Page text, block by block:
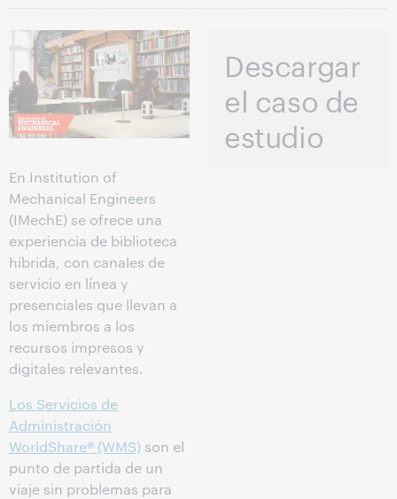
En Institution of
Mechanical Engineers
(IMechE) se ofrece una
experiencia de biblioteca
híbrida, con canales de
servicio en línea y
presenciales que llevan a
los miembros a los
recursos impresos y
digitales relevantes.
Los Servicios de
Administración
WorldShare® (WMS) son el
punto de partida de un
viaje sin problemas para
Descargar
el caso de
estudio